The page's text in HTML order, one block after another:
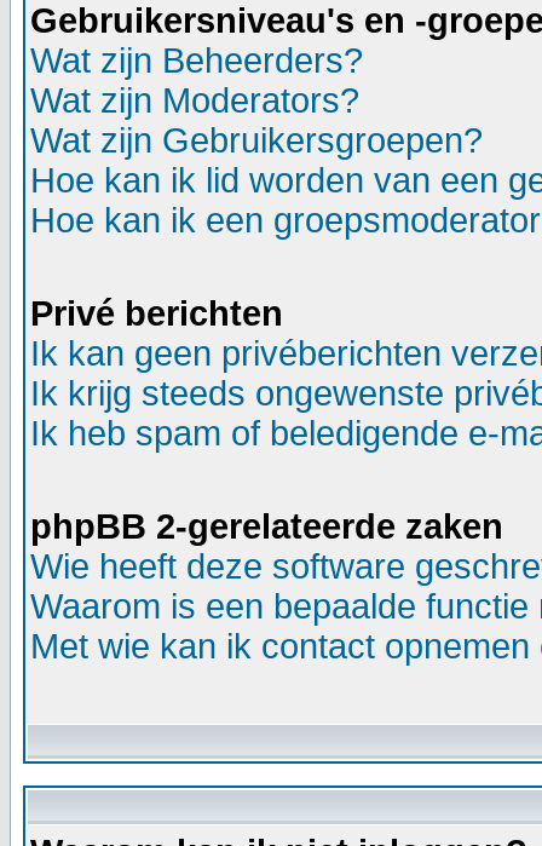
Gebruikersniveau's en -
Wat zijn Beheerders?
Wat zijn Moderators?
Wat zijn Gebruikersgroepen?
Hoe kan ik lid worden van een
Hoe kan ik een
Privé berichten
Ik kan geen privéberichten
Ik krijg steeds ongewenste
Ik heb spam of beledigende e-
phpBB 2-gerelateerde zaken
Wie heeft deze software
Waarom is een bepaalde
Met wie kan ik contact